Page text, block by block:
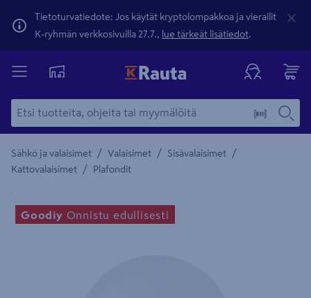
Tietoturvatiedote: Jos käytät kryptolompakkoa ja vierailit
K-ryhmän verkkosivuilla 27.7., lue tärkeät lisätiedot.
Sähkö ja valaisimet / Valaisimet / Sisävalaisimet /
Kattovalaisimet / Plafondit
Yksityiskohtainen kuvaus löytyy Tuotteen kuvaus -
Goodiy Onnistu edullisesti